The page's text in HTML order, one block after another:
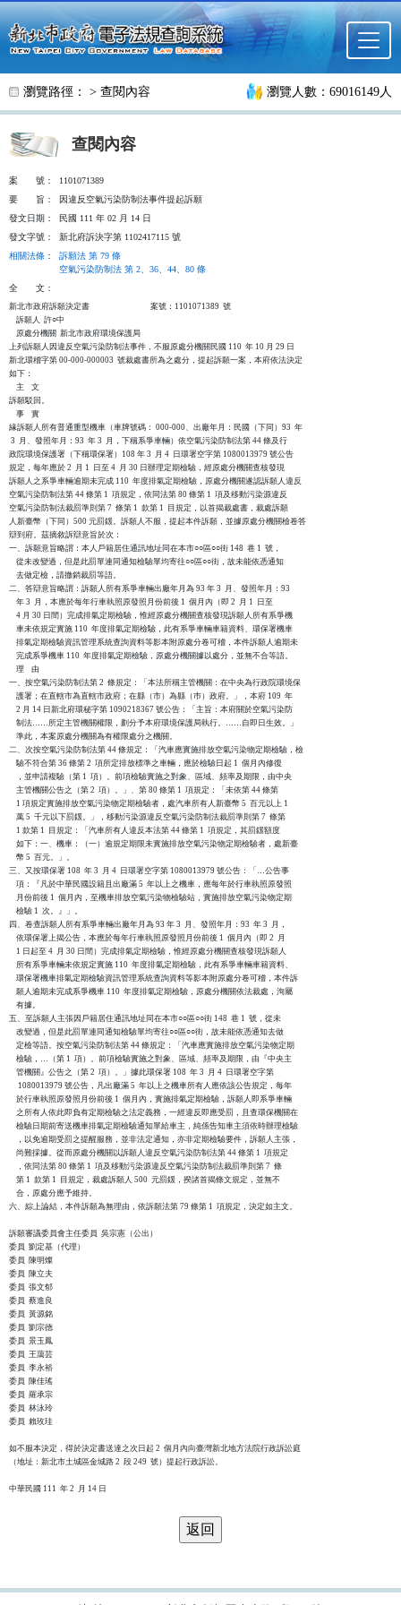
跳至主要內容
瀏覽路徑： > 查閱內容 瀏覽人數：69016149人
查閱內容
案 號：
1101071389
要
旨：
因違反空氣污染防制法事件提起訴願
發文日期：
民國 111 年 02 月 14 日
發文字號：
新北府訴決字第 1102417115 號
相關法條 ：
訴願法 第 79 條
空氣污染防制法 第 2、36、44、80 條
全
文：
新北市政府訴願決定書                                  案號：1101071389  號
    訴願人  許○中
    原處分機關  新北市政府環境保護局
上列訴願人因違反空氣污染防制法事件，不服原處分機關民國 110  年 10 月 29 日
新北環稽字第 00-000-000003  號裁處書所為之處分，提起訴願一案，本府依法決定
如下：
    主    文
訴願駁回。
    事    實
緣訴願人所有普通重型機車（車牌號碼： 000-000、出廠年月：民國（下同）93  年
3  月、發照年月：93  年 3  月，下稱系爭車輛）依空氣污染防制法第 44 條及行
政院環境保護署（下稱環保署）108 年 3  月 4  日環署空字第 1080013979 號公告
規定，每年應於 2  月 1  日至 4  月 30 日辦理定期檢驗，經原處分機關查核發現
訴願人之系爭車輛逾期未完成 110  年度排氣定期檢驗，原處分機關遂認訴願人違反
空氣污染防制法第 44 條第 1  項規定，依同法第 80 條第 1  項及移動污染源違反
空氣污染防制法裁罰準則第 7  條第 1  款第 1  目規定，以首揭裁處書，裁處訴願
人新臺幣（下同）500 元罰鍰。訴願人不服，提起本件訴願，並據原處分機關檢卷答
辯到府。茲摘敘訴辯意旨於次：
一、訴願意旨略謂：本人戶籍居住通訊地址同在本市○○區○○街 148  巷 1  號，
    從未改變過，但是此罰單連同通知檢驗單均寄往○○區○○街，故未能依憑通知
    去做定檢，請撤銷裁罰等語。
二、答辯意旨略謂：訴願人所有系爭車輛出廠年月為 93 年 3  月、發照年月：93
    年 3  月，本應於每年行車執照原發照月份前後 1  個月內（即 2  月 1  日至
    4 月 30 日間）完成排氣定期檢驗，惟經原處分機關查核發現訴願人所有系爭機
    車未依規定實施 110  年度排氣定期檢驗，此有系爭車輛車籍資料、環保署機車
    排氣定期檢驗資訊管理系統查詢資料等影本附原處分卷可稽，本件訴願人逾期未
    完成系爭機車 110  年度排氣定期檢驗，原處分機關據以處分，並無不合等語。
    理    由
一、按空氣污染防制法第 2  條規定：「本法所稱主管機關：在中央為行政院環境保
    護署；在直轄市為直轄市政府；在縣（市）為縣（巿）政府。」，本府 109  年
    2 月 14 日新北府環秘字第 1090218367 號公告：「主旨：本府關於空氣污染防
    制法……所定主管機關權限，劃分予本府環境保護局執行。……自即日生效。」
    準此，本案原處分機關為有權限處分之機關。
二、次按空氣污染防制法第 44 條規定：「汽車應實施排放空氣污染物定期檢驗，檢
    驗不符合第 36 條第 2  項所定排放標準之車輛，應於檢驗日起 1  個月內修復
    ，並申請複驗（第 1  項）。前項檢驗實施之對象、區域、頻率及期限，由中央
    主管機關公告之（第 2  項）。」、第 80 條第 1  項規定：「未依第 44 條第
    1 項規定實施排放空氣污染物定期檢驗者，處汽車所有人新臺幣 5  百元以上 1
    萬 5  千元以下罰鍰。」，移動污染源違反空氣污染防制法裁罰準則第 7  條第
    1 款第 1  目規定：「汽車所有人違反本法第 44 條第 1  項規定，其罰鍰額度
    如下：一、機車：（一）逾規定期限未實施排放空氣污染物定期檢驗者，處新臺
    幣 5  百元。」。
三、又按環保署 108  年 3  月 4  日環署空字第 1080013979 號公告：「…公告事
    項：『凡於中華民國設籍且出廠滿 5  年以上之機車，應每年於行車執照原發照
    月份前後 1  個月內，至機車排放空氣污染物檢驗站，實施排放空氣污染物定期
    檢驗 1  次。』」。
四、卷查訴願人所有系爭車輛出廠年月為 93 年 3  月、發照年月：93  年 3  月，
    依環保署上揭公告，本應於每年行車執照原發照月份前後 1  個月內（即 2  月
    1 日起至 4  月 30 日間）完成排氣定期檢驗，惟經原處分機關查核發現訴願人
    所有系爭車輛未依規定實施 110  年度排氣定期檢驗，此有系爭車輛車籍資料、
    環保署機車排氣定期檢驗資訊管理系統查詢資料等影本附原處分卷可稽，本件訴
    願人逾期未完成系爭機車 110  年度排氣定期檢驗，原處分機關依法裁處，洵屬
    有據。
五、至訴願人主張因戶籍居住通訊地址同在本市○○區○○街 148  巷 1  號，從未
    改變過，但是此罰單連同通知檢驗單均寄往○○區○○街，故未能依憑通知去做
    定檢等語。按空氣污染防制法第 44 條規定：「汽車應實施排放空氣污染物定期
    檢驗，…（第 1  項）。前項檢驗實施之對象、區域、頻率及期限，由『中央主
    管機關』公告之（第 2  項）。」據此環保署 108  年 3  月 4  日環署空字第
     1080013979 號公告，凡出廠滿 5  年以上之機車所有人應依該公告規定，每年
    於行車執照原發照月份前後 1  個月內，實施排氣定期檢驗，訴願人即系爭車輛
    之所有人依此即負有定期檢驗之法定義務，一經違反即應受罰，且查環保機關在
    檢驗日期前寄送機車排氣定期檢驗通知單給車主，純係告知車主須依時辦理檢驗
    ，以免逾期受罰之提醒服務，並非法定通知，亦非定期檢驗要件，訴願人主張，
    尚難採據。從而原處分機關以訴願人違反空氣污染防制法第 44 條第 1  項規定
    ，依同法第 80 條第 1  項及移動污染源違反空氣污染防制法裁罰準則第 7  條
    第 1  款第 1  目規定，裁處訴願人 500  元罰鍰，揆諸首揭條文規定，並無不
    合，原處分應予維持。
六、綜上論結，本件訴願為無理由，依訴願法第 79 條第 1  項規定，決定如主文。
訴願審議委員會主任委員  吳宗憲（公出）
委員  劉定基（代理）
委員  陳明燦
委員  陳立夫
委員  張文郁
委員  蔡進良
委員  黃源銘
委員  劉宗德
委員  景玉鳳
委員  王藹芸
委員  李永裕
委員  陳佳瑤
委員  羅承宗
委員  林泳玲
委員  賴玫珪
如不服本決定，得於決定書送達之次日起 2  個月內向臺灣新北地方法院行政訴訟庭
（地址：新北市土城區金城路 2  段 249  號）提起行政訴訟。